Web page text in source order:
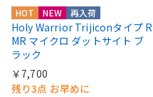
HOT NEW 再入荷
Holy Warrior Trijiconタイプ R
MR マイクロ ダットサイト ブ
ラック
￥7,700
残り3点 お早めに